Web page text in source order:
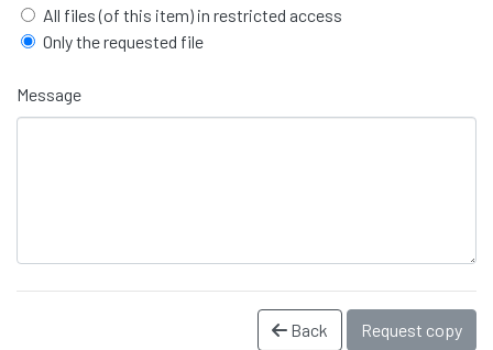
All files (of this item) in restricted access
Only the requested file
Message
Back Request copy